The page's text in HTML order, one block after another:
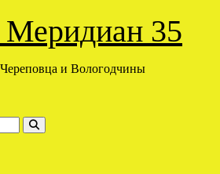
35
и Вологодчины